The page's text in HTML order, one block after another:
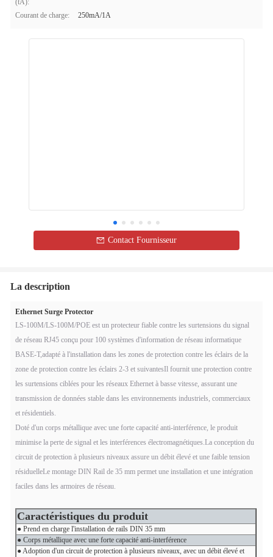
(tA):
Courant de charge: 250mA/1A
Contact Fournisseur
La description
Ethernet Surge Protector
LS-100M/LS-100M/POE est un protecteur fiable contre les surtensions du signal
de réseau RJ45 conçu pour 100 systèmes d'information de réseau informatique
BASE-T,adapté à l'installation dans les zones de protection contre les éclairs de la
zone de protection contre les éclairs 2-3 et suivantesIl fournit une protection contre
les surtensions ciblées pour les réseaux Ethernet à basse vitesse, assurant une
transmission de données stable dans les environnements industriels, commerciaux
et résidentiels.
Doté d'un corps métallique avec une forte capacité anti-interférence, le produit
minimise la perte de signal et les interférences électromagnétiques.La conception du
circuit de protection à plusieurs niveaux assure un débit élevé et une faible tension
résiduelleLe montage DIN Rail de 35 mm permet une installation et une intégration
faciles dans les armoires de réseau.
Caractéristiques du produit
● Prend en charge l'installation de rails DIN 35 mm
● Corps métallique avec une forte capacité anti-interférence
● Adoption d'un circuit de protection à plusieurs niveaux, avec un débit élevé et